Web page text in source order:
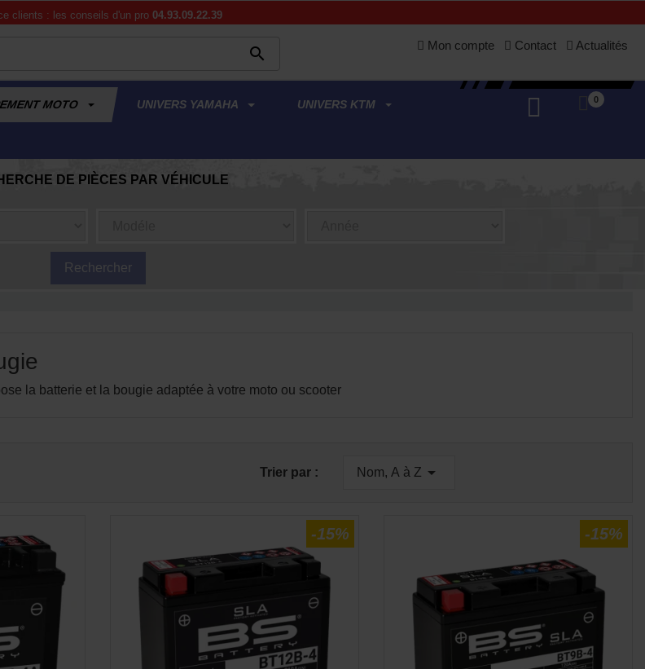
clients : les conseils d'un pro 04.93.09.22.39
 Mon compte Contact Actualités
MOTO UNIVERS YAMAHA UNIVERS KTM 0
DE PIÈCES PAR VÉHICULE
la batterie et la bougie adaptée à votre moto ou scooter
Trier par : Nom, A à Z 
-15% -15%
APERÇU RAPIDE